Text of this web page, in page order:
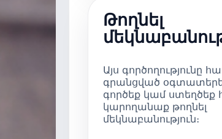
Թողնել
Այս գործողությունը
գրանցված
գործեք կամ ստեղծեք
կարողանաք թողնել
մեկնաբանություն։